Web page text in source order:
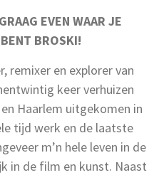
EVEN WAAR JE
BROSKI!
remixer en explorer van
keer verhuizen
Haarlem uitgekomen in
tijd werk en de laatste
m’n hele leven in de
in de film en kunst. Naast